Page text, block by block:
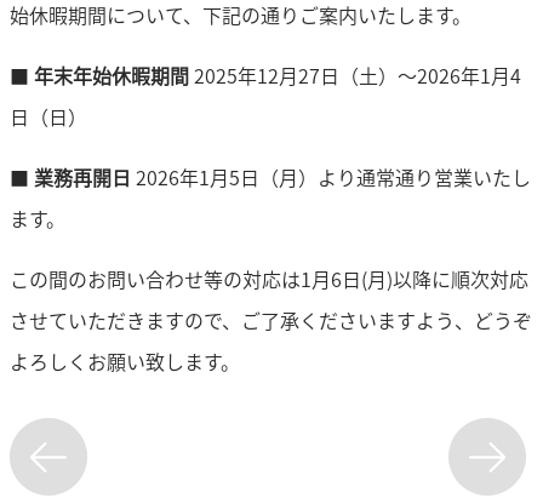
始休暇期間について、下記の通りご案内いたします。
■ 年末年始休暇期間2025年12月27日（土）～2026年1月4
日（日）
■ 業務再開日 2026年1月5日（月）より通常通り営業いたし
ます。
この間のお問い合わせ等の対応は1月6日(月)以降に順次対応
させていただきますので、ご了承くださいますよう、どうぞ
よろしくお願い致します。